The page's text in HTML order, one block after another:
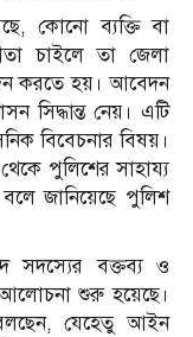
কোনো ব্যক্তি বা
চাইলে তা জেলা
করতে হয়। আবেদন
সিদ্ধান্ত নেয়। এটি
বিবেচনার বিষয়।
পুলিশের সাহায্য
জানিয়েছে পুলিশ
সদস্যের বক্তব্য ও
আলোচনা শুরু হয়েছে।
যেহেতু আইন